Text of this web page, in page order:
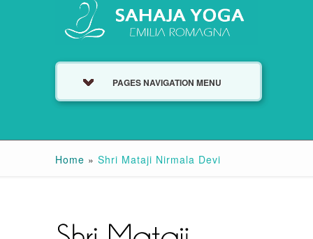
PAGES NAVIGATION MENU
Home » Shri Mataji Nirmala Devi